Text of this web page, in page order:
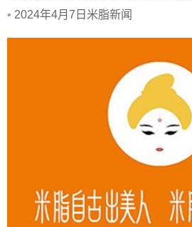
• 2024年4月7日米脂新闻